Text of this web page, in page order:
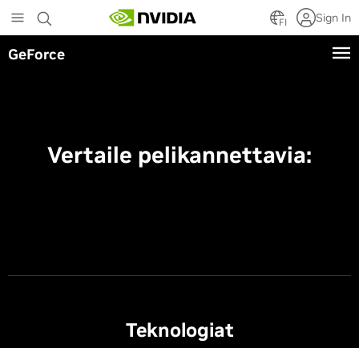
to
main
content
FI Sign In
GeForce
Vertaile pelikannettavia:
Teknologiat